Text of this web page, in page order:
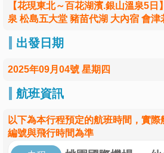
【花現東北～百花湖濱.銀山溫泉5
泉 松島五大堂 豬苗代湖 大內宿 會津
出發日期
2025年09月04號 星期四
航班資訊
以下為本行程預定的航班時間，實
編號與飛行時間為準